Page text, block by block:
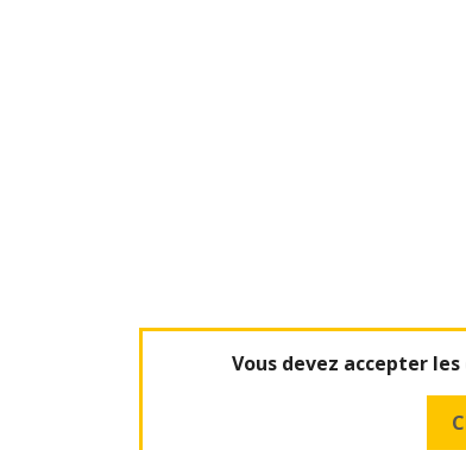
Vous devez accepter les